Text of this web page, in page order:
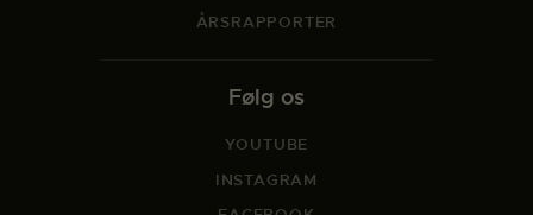
ÅRSRAPPORTER
Følg os
YOUTUBE
INSTAGRAM